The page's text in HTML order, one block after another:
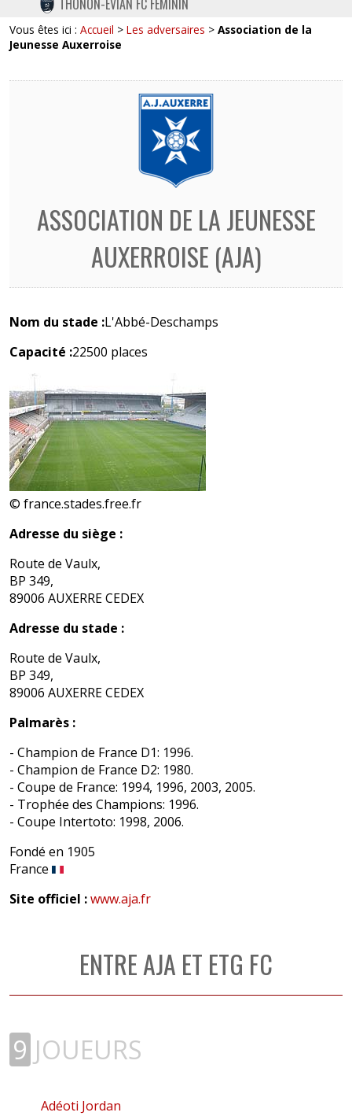
TWITTER
INSTAGRAM
THONON-EVIAN FC FÉMININ
Vous êtes ici : Accueil > Les adversaires > Association de la
Jeunesse Auxerroise
ASSOCIATION DE LA JEUNESSE
AUXERROISE (AJA)
Nom du stade :L'Abbé-Deschamps
Capacité :22500 places
© france.stades.free.fr
Adresse du siège :
Route de Vaulx,
BP 349,
89006 AUXERRE CEDEX
Adresse du stade :
Route de Vaulx,
BP 349,
89006 AUXERRE CEDEX
Palmarès :
- Champion de France D1: 1996.
- Champion de France D2: 1980.
- Coupe de France: 1994, 1996, 2003, 2005.
- Trophée des Champions: 1996.
- Coupe Intertoto: 1998, 2006.
Fondé en 1905
France
Site officiel :www.aja.fr
ENTRE AJA ET ETG FC
9 JOUEURS
Adéoti Jordan